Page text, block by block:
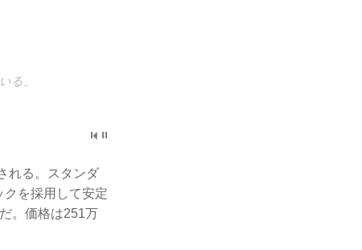
る。
れる。スタンダ
を採用して安定
。価格は251万